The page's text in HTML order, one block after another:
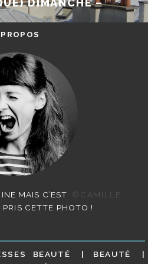
DIMANCHE –
MAIS C’EST
©CAMILLE
PRIS CETTE PHOTO !
BEAUTÉ
BEAUTÉ